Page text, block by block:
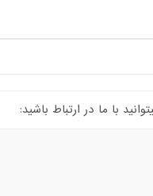
با ما در ارتباط باشید: